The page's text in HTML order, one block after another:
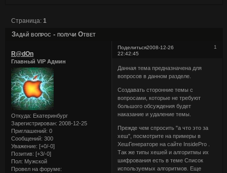
Задай вопрос - получи Ответ
Страница:1
Поделиться 1
2008-12-26
22:42:45
R@dOn
Главный VIP Админ
Откуда: Екатеринбург
Зарегистрирован: 2008-12-25
Приглашений: 0
Сообщений: 300
Уважение: [+0/-0]
Позитив: [+3/-0]
Пол: Мужской
Провел на форуме:
Данная тема предназначена для
вопросов в данном разделе.
Создавать сторонние темы с
вопросами, которые не требуют
большого обсуждения будет
наказание и удаление темы.
Прежде чем спросить "а что это за
хеш", посмотрите на примеры в
ХешГенераторе на сайте InsidePro .
Так же типы хешей и алгоритмы их
шифрования есть в теме Список
используемых алгоритмов. Еще